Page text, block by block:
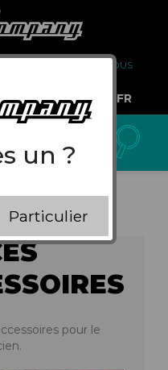
À PROPOS DE NOUS
PRO
FR
pour le
un ?
Particulier